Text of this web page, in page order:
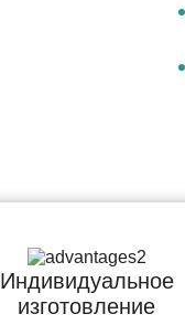
Индивидуальное
изготовление